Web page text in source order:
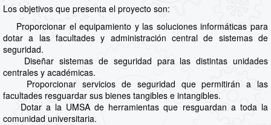
Los objetivos que presenta el proyecto son:
Proporcionar el equipamiento y las soluciones informáticas para
dotar a las facultades y administración central de sistemas de
seguridad.
Diseñar sistemas de seguridad para las distintas unidades
centrales y académicas.
Proporcionar servicios de seguridad que permitirán a las
facultades resguardar sus bienes tangibles e intangibles.
Dotar a la UMSA de herramientas que resguardan a toda la
comunidad universitaria.